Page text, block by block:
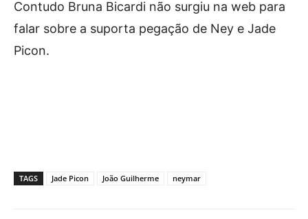
Contudo Bruna Bicardi não surgiu na web para
falar sobre a suporta pegação de Ney e Jade
Picon.
TAGS Jade Picon João Guilherme neymar